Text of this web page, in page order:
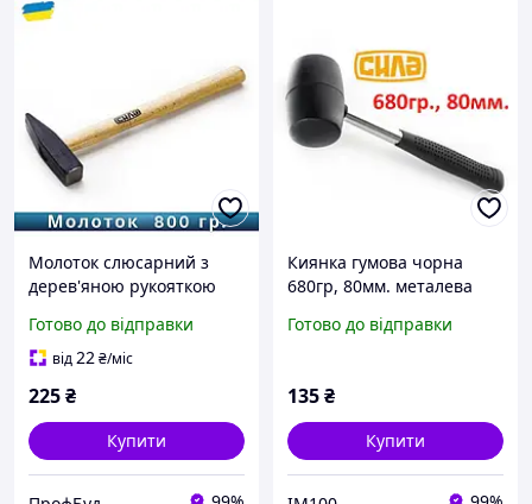
Молоток слюсарний з
дерев'яною рукояткою
Готово до відправки
від22₴/міс
225₴
Купити
Киянка гумова чорна
680гр, 80мм. металева
320173 (Код3023)
Готово до відправки
135₴
Купити